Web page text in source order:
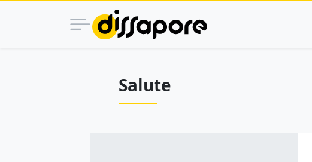
Salute